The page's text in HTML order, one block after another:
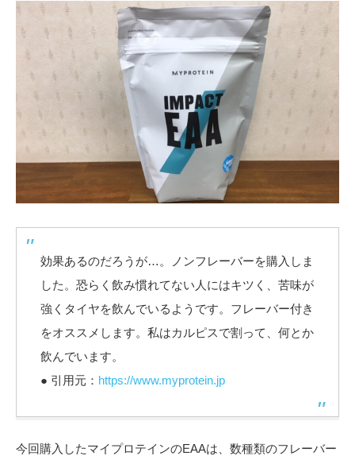
効果あるのだろうが…。ノンフレーバーを購入しま
した。恐らく飲み慣れてない人にはキツく、苦味が
強くタイヤを飲んでいるようです。フレーバー付き
をオススメします。私はカルピスで割って、何とか
飲んでいます。
● 引用元： https://www.myprotein.jp
今回購入したマイプロテインのEAAは、数種類のフレーバー